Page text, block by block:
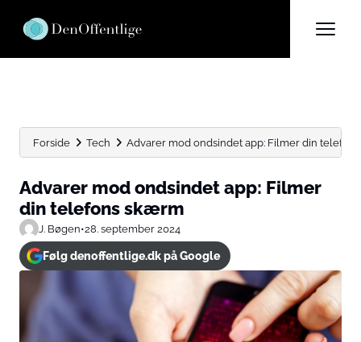
Forside Tech Advarer mod ondsindet app: Filmer din
Advarer mod ondsindet app: Filmer
din telefons skærm
J. Bøgen•28. september 2024
Følg denoffentlige.dk på Google